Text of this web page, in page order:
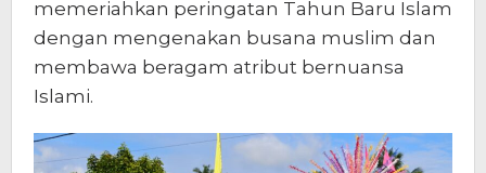
memeriahkan peringatan Tahun Baru Islam
dengan mengenakan busana muslim dan
membawa beragam atribut bernuansa
Islami.